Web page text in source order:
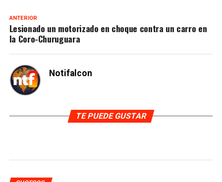
ANTERIOR
Lesionado un motorizado en choque contra un carro en
la Coro-Churuguara
Notifalcon
TE PUEDE GUSTAR